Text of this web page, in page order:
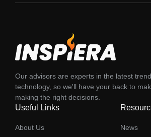
Our advisors are experts in the latest
technology, so we'll have your back to
making the right decisions.
Useful Links
About Us
News